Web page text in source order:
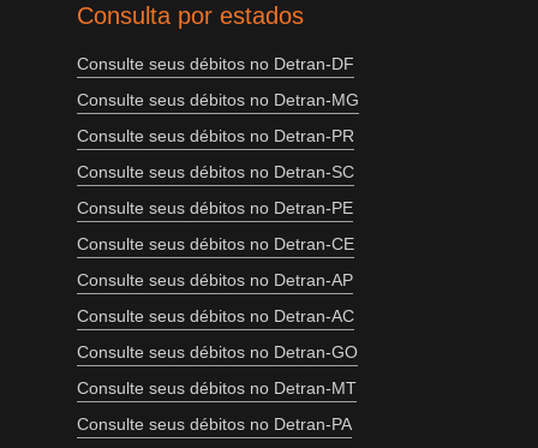
Consulta por estados
Consulte seus débitos no Detran-DF
Consulte seus débitos no Detran-MG
Consulte seus débitos no Detran-PR
Consulte seus débitos no Detran-SC
Consulte seus débitos no Detran-PE
Consulte seus débitos no Detran-CE
Consulte seus débitos no Detran-AP
Consulte seus débitos no Detran-AC
Consulte seus débitos no Detran-GO
Consulte seus débitos no Detran-MT
Consulte seus débitos no Detran-PA